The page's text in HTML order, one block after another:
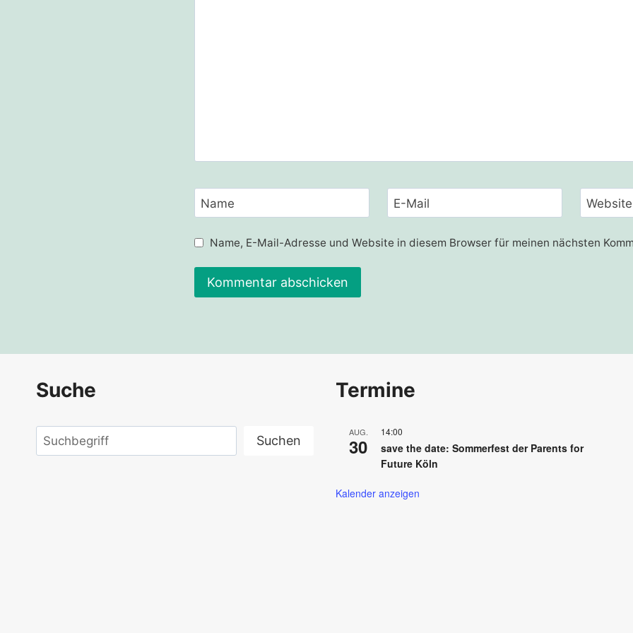
Name E-Mail Website
Name, E-Mail-Adresse und Website in diesem Browser für meinen nächsten
Suche
Suchen Suchen
Termine
AUG.
30
14:00
save the date: Sommerfest der Parents for
Future Köln
Kalender anzeigen